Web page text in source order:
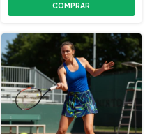
COMPRAR